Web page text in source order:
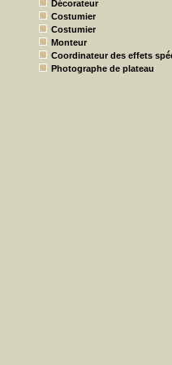
Décorateur
Costumier
Costumier
Monteur
Coordinateur des effets
Photographe de plateau